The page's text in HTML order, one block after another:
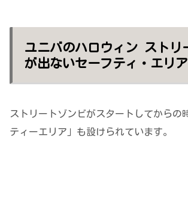
ユニバのハロウィン ストリ
が出ないセーフティ・エリア
ストリートゾンビがスタートしてからの
ティーエリア」も設けられています。